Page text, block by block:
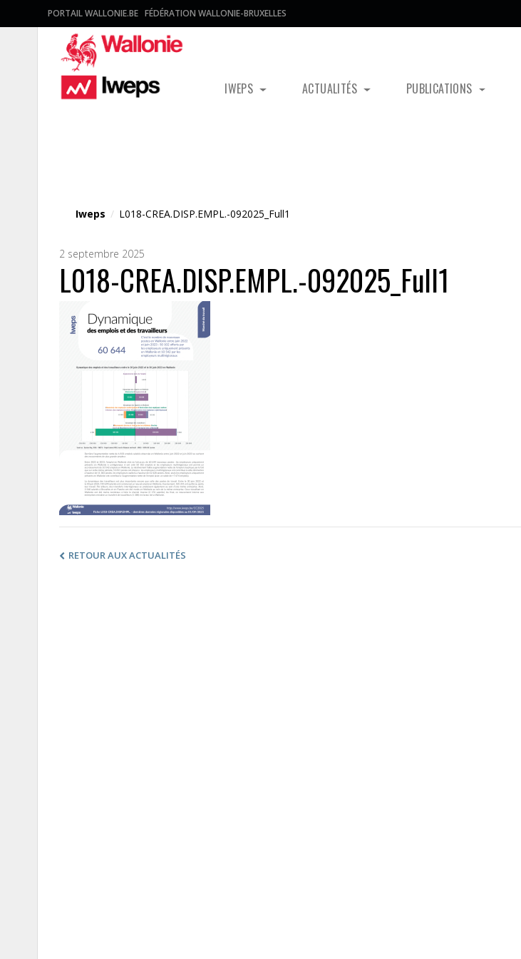
PORTAIL WALLONIE.BE FÉDÉRATION WALLONIE-BRUXELLES
IWEPS ACTUALITÉS PUBLICATIONS
Iweps / L018-CREA.DISP.EMPL.-092025_Full1
2 septembre 2025
L018-CREA.DISP.EMPL.-092025_Full1
RETOUR AUX ACTUALITÉS